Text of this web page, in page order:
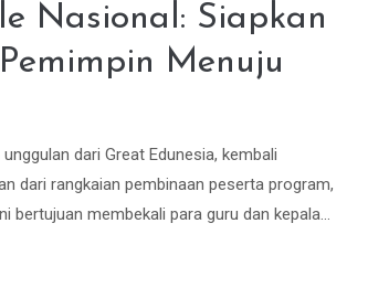
Nasional: Siapkan
Menuju
dari Great Edunesia, kembali
dari rangkaian pembinaan peserta program,
bertujuan membekali para guru dan kepala...